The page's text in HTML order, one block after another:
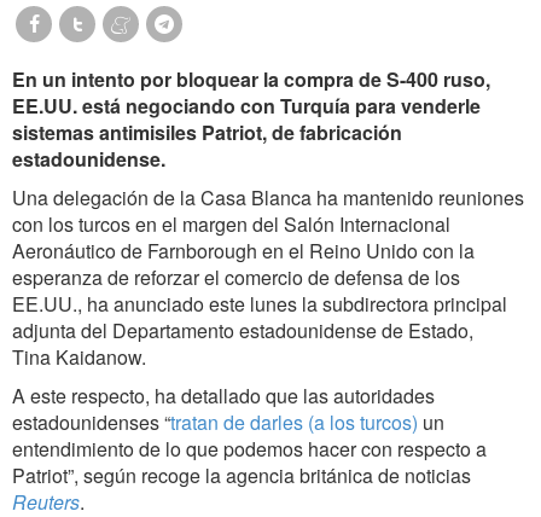
En un intento por bloquear la compra de S-400 ruso,
EE.UU. está negociando con Turquía para venderle
sistemas antimisiles Patriot, de fabricación
estadounidense.
Una delegación de la Casa Blanca ha mantenido reuniones
con los turcos en el margen del Salón Internacional
Aeronáutico de Farnborough en el Reino Unido con la
esperanza de reforzar el comercio de defensa de los
EE.UU., ha anunciado este lunes la subdirectora principal
adjunta del Departamento estadounidense de Estado,
Tina Kaidanow.
A este respecto, ha detallado que las autoridades
estadounidenses “tratan de darles (a los turcos) un
entendimiento de lo que podemos hacer con respecto a
Patriot”, según recoge la agencia británica de noticias
Reuters.